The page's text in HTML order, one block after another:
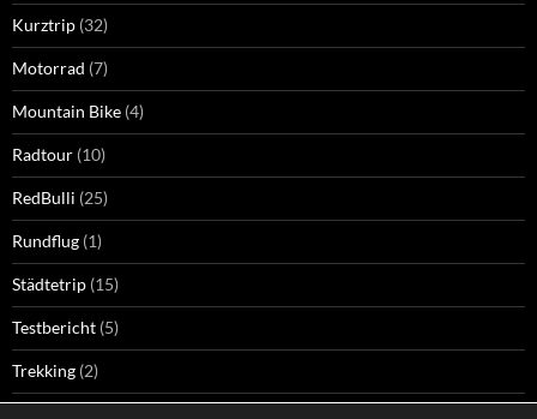
Kurztrip (32)
Motorrad (7)
Mountain Bike (4)
Radtour (10)
RedBulli (25)
Rundflug (1)
Städtetrip (15)
Testbericht (5)
Trekking (2)